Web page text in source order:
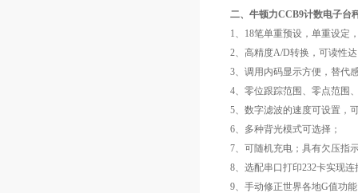
二、牛顿力CCB9计数电子台
1、18笔单重预设，单重设定
2、高精度A/D转换，可读性达
3、调用内码显示方便，替代
4、零位跟踪范围、零点范围
5、数字滤波的速度可设置，
6、多种背光模式可选择；
7、可随机充电；具有欠压指
8、选配串口打印232卡实现
9、手动修正世界各地G值功